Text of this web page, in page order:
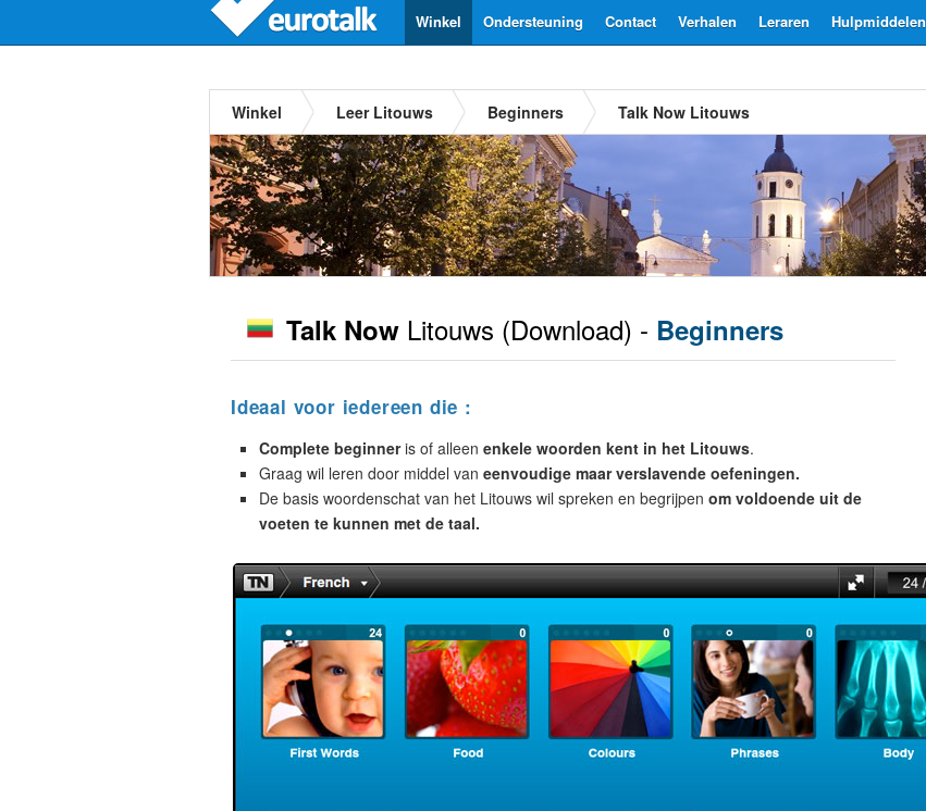
Hulpmiddelen
Leraren
Verhalen
Contact
Ondersteuning
Winkel
Winkel Leer Litouws Beginners Talk Now Litouws
Talk Now Litouws (Download) - Beginners
Ideaal voor iedereen die :
Complete beginneris of alleen enkele woorden kent in het Litouws.
Graag wil leren door middel van eenvoudige maar verslavende oefeningen.
De basis woordenschat van het Litouws wil spreken en begrijpen om voldoende uit de
voeten te kunnen met de taal.